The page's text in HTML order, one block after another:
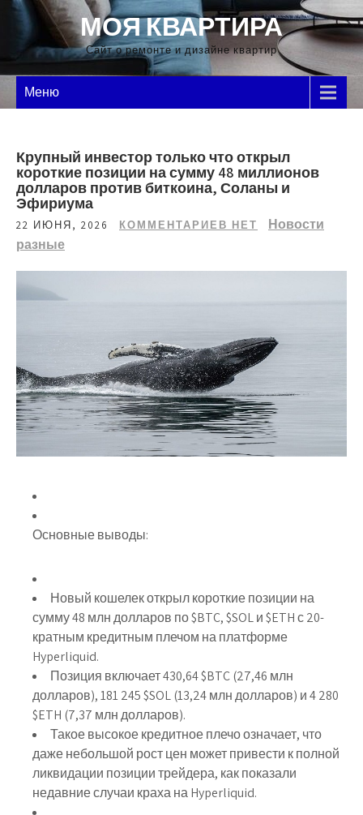
Перейти
содержимому
МОЯ КВАРТИРА
Сайт о ремонте и дизайне квартир
Меню
Крупный инвестор только что открыл
короткие позиции на сумму 48 миллионов
долларов против биткоина, Соланы и
Эфириума
22 ИЮНЯ, 2026 КОММЕНТАРИЕВ НЕТ
Новости
разные
Основные выводы:
Новый кошелек открыл короткие позиции на
сумму 48 млн долларов по $BTC, $SOL и $ETH с 20-
кратным кредитным плечом на платформе
Hyperliquid.
Позиция включает 430,64 $BTC (27,46 млн
долларов), 181 245 $SOL (13,24 млн долларов) и 4 280
$ETH (7,37 млн долларов).
Такое высокое кредитное плечо означает, что
даже небольшой рост цен может привести к полной
ликвидации позиции трейдера, как показали
недавние случаи краха на Hyperliquid.